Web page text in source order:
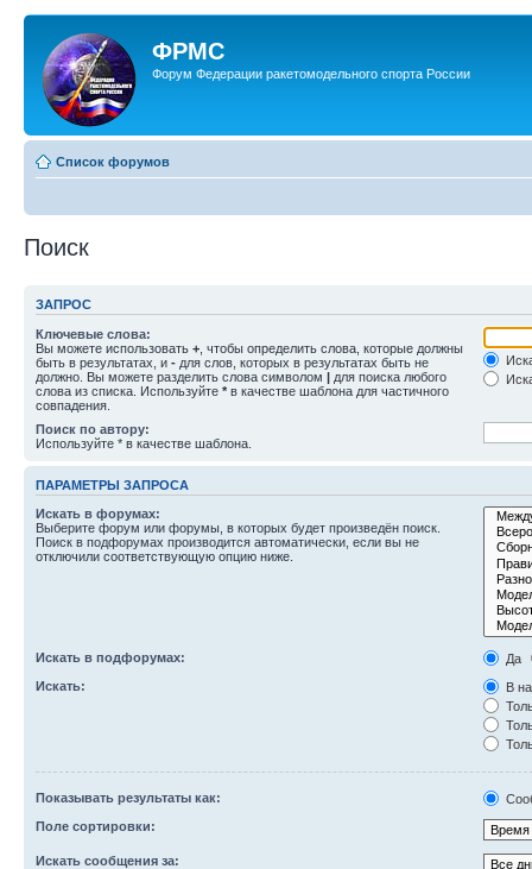
ФРМС
Форум Федерации ракетомодельного спорта России
Список форумов
Поиск
ЗАПРОС
Ключевые слова:
Вы можете использовать + , чтобы определить слова, которые должны
быть в результатах, и - для слов, которых в результатах быть не
должно. Вы можете разделить слова символом | для поиска любого
слова из списка. Используйте * в качестве шаблона для частичного
совпадения.
Поиск по автору:
Используйте * в качестве шаблона.
ПАРАМЕТРЫ ЗАПРОСА
Искать в форумах:
Выберите форум или форумы, в которых будет произведён поиск.
Поиск в подфорумах производится автоматически, если вы не
отключили соответствующую опцию ниже.
Искать в подфорумах:
Да
Искать:
В
Показывать результаты как:
Поле сортировки:
Искать сообщения за: